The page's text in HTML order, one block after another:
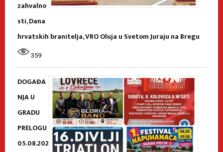
zahvalno
sti, Dana
hrvatskih branitelja, VRO Oluja u Svetom Juraju na Bregu
359
DOGAĐA
NJA U
GRADU
PRELOGU
05.08.202